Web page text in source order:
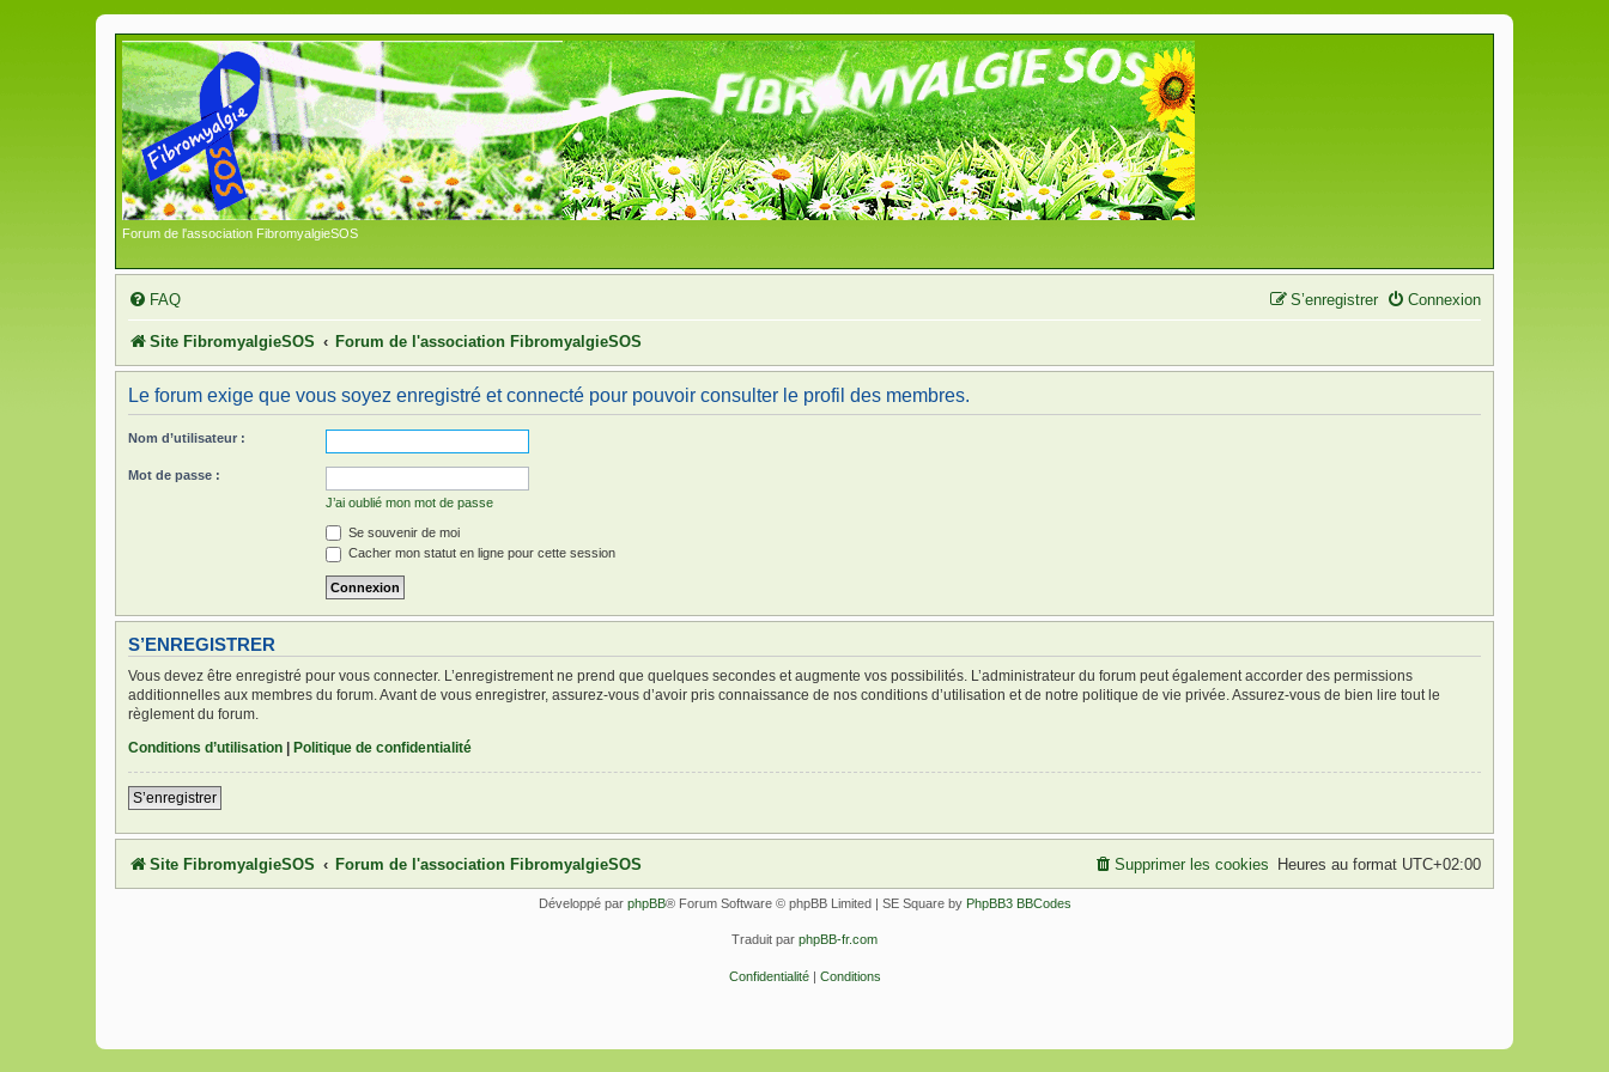
Forum de l'association FibromyalgieSOS
FAQ Connexion
S’enregistrer
Site FibromyalgieSOS Forum de l'association FibromyalgieSOS
Le forum exige que vous soyez enregistré et connecté pour pouvoir consulter le profil des membres.
Nom d’utilisateur :
Mot de passe :
J’ai oublié mon mot de passe
Se souvenir de moi
Cacher mon statut en ligne pour cette session
S’ENREGISTRER
Vous devez être enregistré pour vous connecter. L’enregistrement ne prend que quelques secondes et augmente vos possibilités. L’administrateur du forum peut également accorder des permissions
additionnelles aux membres du forum. Avant de vous enregistrer, assurez-vous d’avoir pris connaissance de nos conditions d’utilisation et de notre politique de vie privée. Assurez-vous de bien lire tout le
règlement du forum.
Conditions d’utilisation | Politique de confidentialité
S’enregistrer
Site FibromyalgieSOS Forum de l'association FibromyalgieSOS Heures au format UTC+02:00
Supprimer les cookies
Développé par phpBB® Forum Software © phpBB Limited | SE Square by PhpBB3 BBCodes
Traduit par phpBB-fr.com
Confidentialité| Conditions